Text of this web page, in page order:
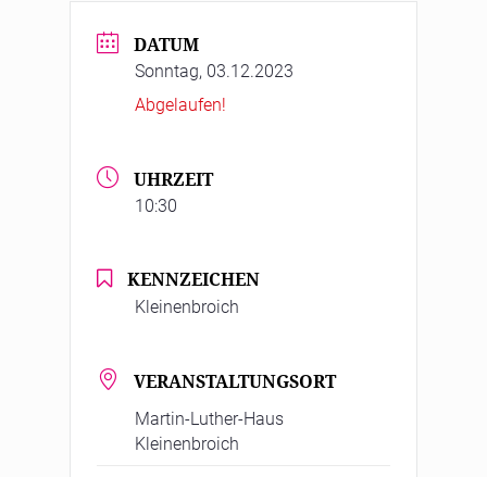
DATUM
Sonntag, 03.12.2023
Abgelaufen!
UHRZEIT
10:30
KENNZEICHEN
Kleinenbroich
VERANSTALTUNGSORT
Martin-Luther-Haus
Kleinenbroich